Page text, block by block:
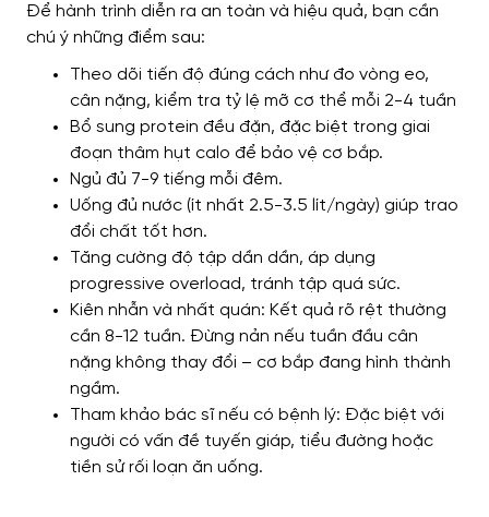
Để hành trình diễn ra an toàn và hiệu quả, bạn cần
chú ý những điểm sau:
Theo dõi tiến độ đúng cách như đo vòng eo,
cân nặng, kiểm tra tỷ lệ mỡ cơ thể mỗi 2-4 tuần
Bổ sung protein đều đặn, đặc biệt trong giai
đoạn thâm hụt calo để bảo vệ cơ bắp.
Ngủ đủ 7-9 tiếng mỗi đêm.
Uống đủ nước (ít nhất 2.5-3.5 lít/ngày) giúp trao
đổi chất tốt hơn.
Tăng cường độ tập dần dần, áp dụng
progressive overload, tránh tập quá sức.
Kiên nhẫn và nhất quán: Kết quả rõ rệt thường
cần 8-12 tuần. Đừng nản nếu tuần đầu cân
nặng không thay đổi – cơ bắp đang hình thành
ngầm.
Tham khảo bác sĩ nếu có bệnh lý: Đặc biệt với
người có vấn đề tuyến giáp, tiểu đường hoặc
tiền sử rối loạn ăn uống.